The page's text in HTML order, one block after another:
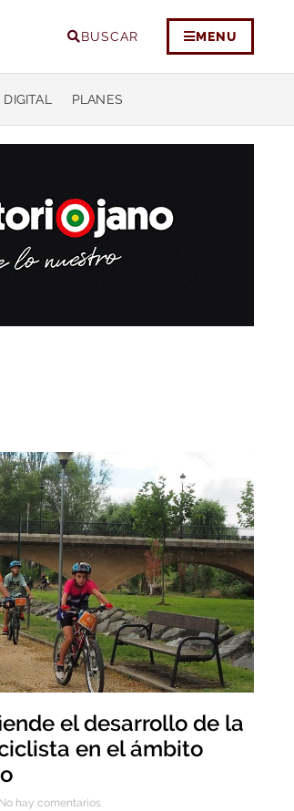
BUSCAR MENU
PLANES
el desarrollo de la
en el ámbito
No hay comentarios